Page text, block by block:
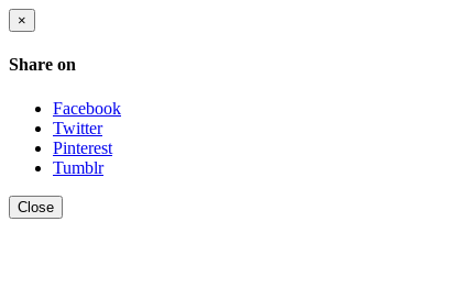
×
Share on
Facebook
Twitter
Pinterest
Tumblr
Close